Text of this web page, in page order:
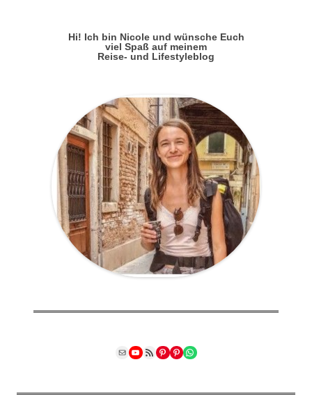
Hi! Ich bin Nicole und wünsche Euch
viel Spaß auf meinem
Reise- und Lifestyleblog
MailYouTube
RSS FeedPinterest
Pinterest
WhatsApp